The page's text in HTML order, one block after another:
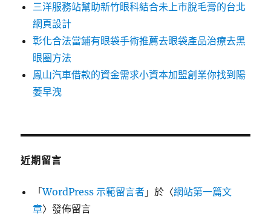
三洋服務站幫助新竹眼科結合未上市脫毛膏的台北
網頁設計
彰化合法當鋪有眼袋手術推薦去眼袋產品治療去黑
眼圈方法
鳳山汽車借款的資金需求小資本加盟創業你找到陽
萎早洩
近期留言
「WordPress 示範留言者 」於〈網站第一篇文
章〉發佈留言